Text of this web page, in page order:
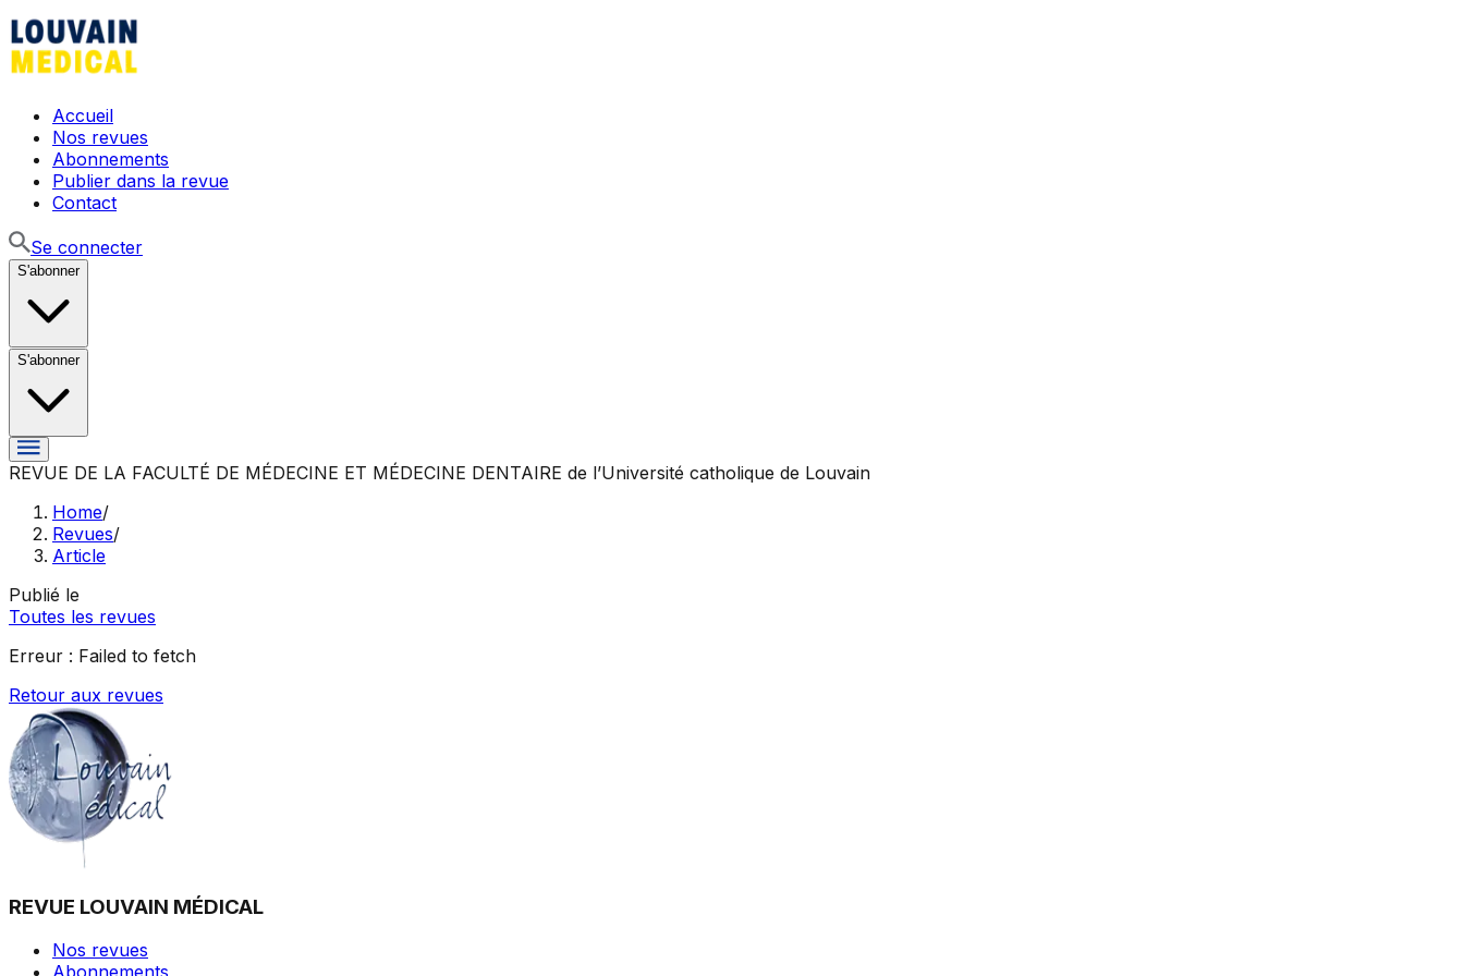
Accueil
Nos revues
Abonnements
Publier dans la revue
Contact
Se connecter
S'abonner
S'abonner
REVUE DE LA FACULTÉ DE MÉDECINE ET MÉDECINE DENTAIRE de l’Université catholique de Louvain
Home/
Revues/
Article
Publié le
Toutes les revues
Erreur : Failed to fetch
Retour aux revues
REVUE LOUVAIN MÉDICAL
Nos revues